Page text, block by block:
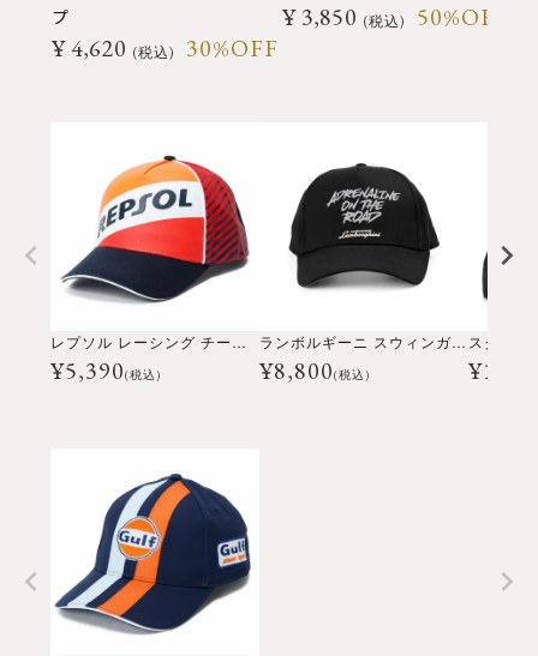
プ
30%OFF
¥ 4,620 税込
50%OFF
¥ 3,850 税込
レプソル レーシング チーム ベースボール キャップ
¥5,390(税込)
ランボルギーニ スウィンガー アドレナリン ベースボール キャップ
¥8,800(税込) ¥